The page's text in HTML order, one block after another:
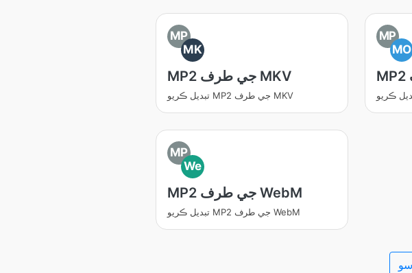
MP
MK
MP2 جي طرف MKV
تبديل ڪريو MP2 جي طرف MKV
MP
MO
MP
We
MP2 جي طرف WebM
تبديل ڪريو MP2 جي طرف WebM